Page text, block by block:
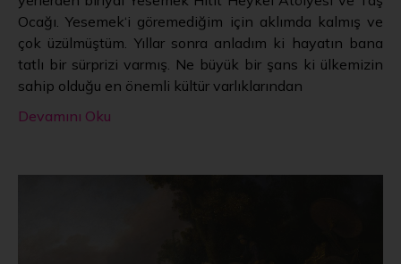
Ocağı. Yesemek‘i göremediğim için aklımda kalmış ve
çok üzülmüştüm. Yıllar sonra anladım ki hayatın bana
tatlı bir sürprizi varmış. Ne büyük bir şans ki ülkemizin
sahip olduğu en önemli kültür varlıklarından
Devamını Oku